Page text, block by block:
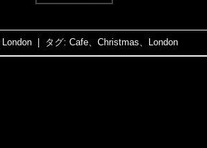
London タグ: Cafe Christmas London